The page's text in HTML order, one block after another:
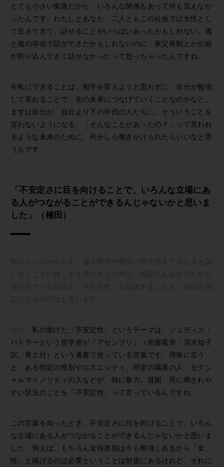
とても小さい集落だから、いろんな関係もあって何も言えなか
ったんです。わたしとあなた、二人ともこの社会では女性とし
て生きてきて、話せることがいっぱいあったかもしれない。魂
と魂の存在で話ができたかもしれないのに、家父長制とか伝統
が割り込んできて話せなかったって思っちゃったんですね。
今私にできることは、相手を変えようと思わずに、自分が勉強
して変わることで、先の未来につなげていくことなのかなと。
まずは自分が、自分より下の年代の人たちに、そういうことを
言わないようになる。「そんなことがあったの？」って言われ
るような未来のために、何かしら働きかけられたらいいなと思
うんです。
「不安定さに目を向けることで、いろんな立場にあ
る人がつながることができるんじゃないかと思いま
した」（楠田）
私の挙げた「不安定性」というテーマは、ジュディス・
バトラーという哲学者が『アセンブリ』（佐藤嘉幸・清水知子
訳、青土社）という著書で使っている言葉です。簡単に言う
と、ある特定の性別やエスニシティ、特定の職業の人、セクシ
ャルマイノリティの人などが、特に暴力、貧困、死に晒されや
すい状況のことを「不安定性」って言っているんですね。
この言葉を知ったとき、不安定さに目を向けることで、いろん
な立場にある人がつながることができるんじゃないかと思いま
した。例えば、もちろん女性差別は今も根強くあるから「女
性」と掲げるのは必要ということは前提にあるけれど、それに